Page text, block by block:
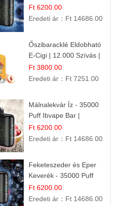
cigaretta | Élénkítő
Gyümölcsös
Ft 6200.00
Eredeti ár： Ft 14686.00
Őszibaracklé Eldobható
E-Cigi | 12.000 Szívás |
Frissítő Barack Íz
Ft 3800.00
Eredeti ár： Ft 7251.00
Málnalekvár Íz - 35000
Puff Ibvape Bar |
Gazdag Gyümölcsös
Ízélmény!
Ft 6200.00
Eredeti ár： Ft 14686.00
Feketeszeder és Eper
Keverék - 35000 Puff
Eldobható Vape | Ízletes
Gyümölcsökombináció!
Ft 6200.00
Eredeti ár： Ft 14686.00